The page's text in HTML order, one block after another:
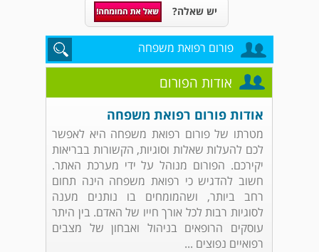
יש שאלה?
פורום רפואת משפחה
אודות הפורום
אודות פורום רפואת משפחה
מטרתו של פורום רפואת משפחה היא לאפשר
לכם להעלות שאלות וסוגיות, הקשורות בבריאות
יקירכם. הפורום מנוהל על ידי מערכת האתר.
חשוב להדגיש כי רפואת משפחה הינה תחום
רחב ביותר, ושהמומחים בו נותנים מענה
לסוגיות רבות לכל אורך חייו של האדם. בין היתר
עוסקים הרופאים בניהול ואבחון של מצבים
רפואיים נפוצים ...